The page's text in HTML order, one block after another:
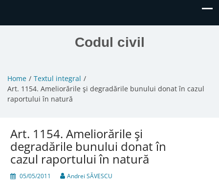
Codul civil
Home
Textul integral
Art. 1154. Ameliorările şi degradările bunului donat în cazul
raportului în natură
Art. 1154. Ameliorările şi
degradările bunului donat în
cazul raportului în natură
05/05/2011 Andrei SĂVESCU